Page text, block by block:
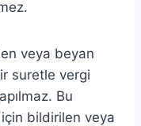
veya beyan
suretle vergi
Bu
bildirilen veya